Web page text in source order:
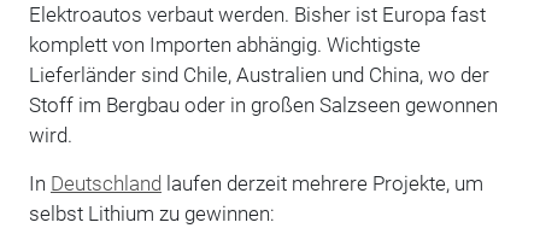
Elektroautos verbaut werden. Bisher ist Europa fast
komplett von Importen abhängig. Wichtigste
Lieferländer sind Chile, Australien und China, wo der
Stoff im Bergbau oder in großen Salzseen gewonnen
wird.
In Deutschland laufen derzeit mehrere Projekte, um
selbst Lithium zu gewinnen: